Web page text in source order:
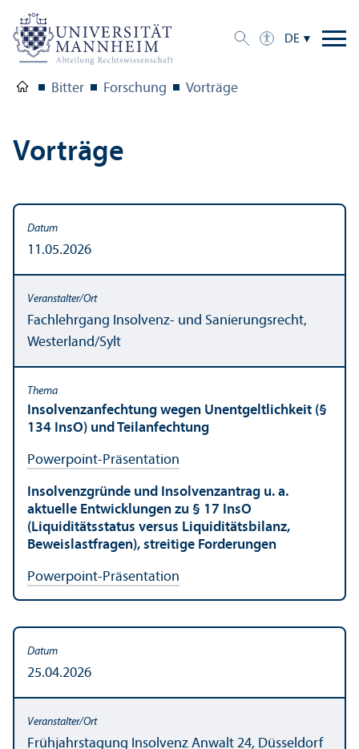
DE
Bitter Forschung Vorträge
Vorträge
11.05.2026
Fach­lehr­gang Insolvenz- und Sanierungs­recht,
Westerland/Sylt
Insolvenzanfechtung wegen Unentgeltlichkeit (§
134 InsO) und Teilanfechtung
Powerpoint-Präsentation
Insolvenzgründe und Insolvenzantrag u. a.
aktuelle Entwicklungen zu § 17 InsO
(Liquiditätsstatus versus Liquiditätsbilanz,
Beweislastfragen), streitige Forderungen
Powerpoint-Präsentation
25.04.2026
Frühjahrstagung Insolvenz Anwalt 24, Düsseldorf